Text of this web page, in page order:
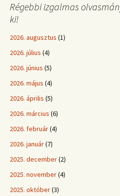
Régebbi izgalmas
ki!
2026. augusztus (1)
2026. július (4)
2026. június (5)
2026. május (4)
2026. április (5)
2026. március (6)
2026. február(4)
2026. január(7)
2025. december(2)
2025. november(4)
2025. október(3)